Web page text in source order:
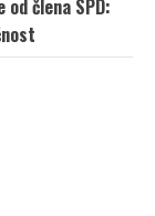
člena SPD: